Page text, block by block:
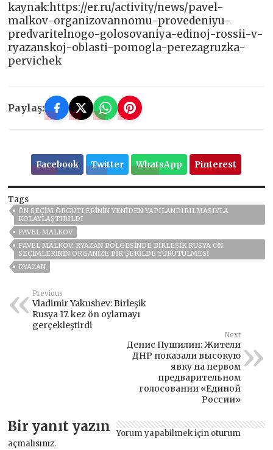
kaynak:https://er.ru/activity/news/pavel-
malkov-organizovannomu-provedeniyu-
predvaritelnogo-golosovaniya-edinoj-rossii-v-
ryazanskoj-oblasti-pomogla-perezagruzka-
pervichek
Paylaş:
Facebook Twitter WhatsApp Pinterest
Tags
ÖN SEÇIM ÖRGÜTLERININ YENIDEN YAPILANDIRILMASIYLA
KOLAYLAŞTIRILDI
PAVEL MALKOV
PAVEL MALKOV: RYAZAN BÖLGESINDE BIRLEŞIK RUSYA ÖN
SEÇIMLERININ ORGANIZE BIR ŞEKILDE YÜRÜTÜLMESI
RYAZAN
Previous
Vladimir Yakushev: Birleşik
Rusya 17. kez ön oylamayı
gerçekleştirdi
Next
Денис Пушилин: Жители
ДНР показали высокую
явку на первом
предварительном
голосовании «Единой
России»
Bir yanıt yazın Yorum yapabilmek için oturum
açmalısınız.